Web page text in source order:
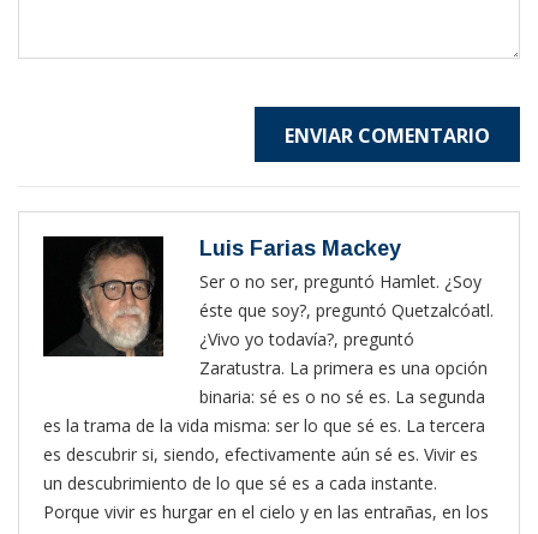
ENVIAR COMENTARIO
Luis Farias Mackey
Ser o no ser, preguntó Hamlet. ¿Soy
éste que soy?, preguntó Quetzalcóatl.
¿Vivo yo todavía?, preguntó
Zaratustra. La primera es una opción
binaria: sé es o no sé es. La segunda
es la trama de la vida misma: ser lo que sé es. La tercera
es descubrir si, siendo, efectivamente aún sé es. Vivir es
un descubrimiento de lo que sé es a cada instante.
Porque vivir es hurgar en el cielo y en las entrañas, en los